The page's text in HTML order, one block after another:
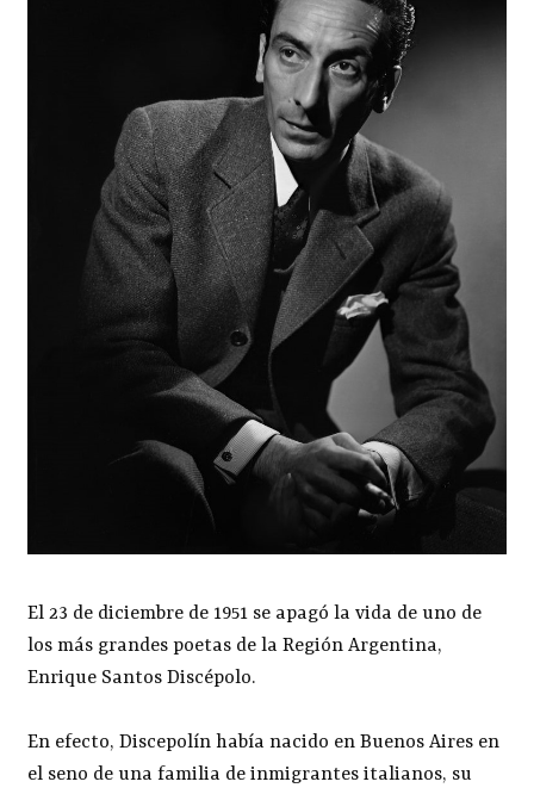
El 23 de diciembre de 1951 se apagó la vida de uno de
los más grandes poetas de la Región Argentina,
Enrique Santos Discépolo.
En efecto, Discepolín había nacido en Buenos Aires en
el seno de una familia de inmigrantes italianos, su